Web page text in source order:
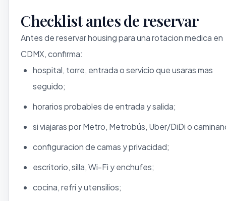
Checklist antes de reservar
Antes de reservar housing para una rotacion medica en
CDMX, confirma:
hospital, torre, entrada o servicio que usaras mas
seguido;
horarios probables de entrada y salida;
si viajaras por Metro, Metrobús, Uber/DiDi o
configuracion de camas y privacidad;
escritorio, silla, Wi-Fi y enchufes;
cocina, refri y utensilios;